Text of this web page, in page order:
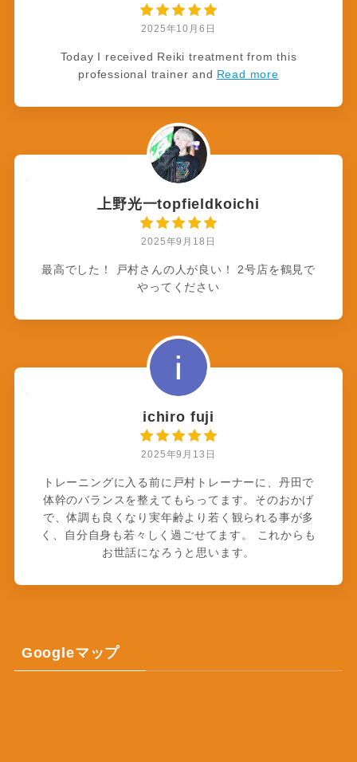
2025年10月6日
Today I received Reiki treatment from this
professional trainer and Read more
上野光一topfieldkoichi
2025年9月18日
最高でした！ 戸村さんの人が良い！ 2号店を鶴見で
やってください
ichiro fuji
2025年9月13日
トレーニングに入る前に戸村トレーナーに、丹田で
体幹のバランスを整えてもらってます。そのおかげ
で、体調も良くなり実年齢より若く観られる事が多
く、自分自身も若々しく過ごせてます。 これからも
お世話になろうと思います。
Googleマップ